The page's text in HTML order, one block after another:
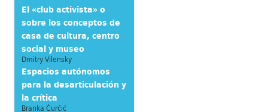
El «club activista» o
sobre los conceptos de
casa de cultura, centro
social y museo
Dmitry Vilensky
Espacios autónomos
para la desarticulación y
la crítica
Branka Ćurčić